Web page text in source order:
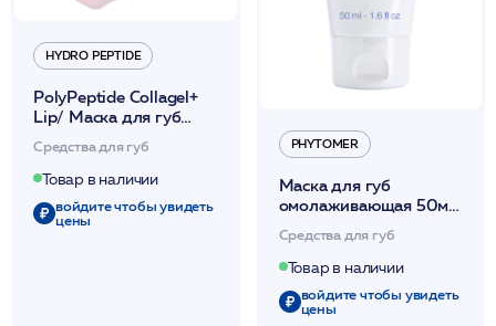
HYDRO PEPTIDE
PolyPeptide Collagel+
Lip/ Маска для губ
обновляющая и
повышающая упругость
Средства для губ
Товар в наличии
войдите чтобы увидеть
цены
PHYTOMER
Маска для губ
омолаживающая 50мл
Средства для губ
Товар в наличии
войдите чтобы увидеть
цены